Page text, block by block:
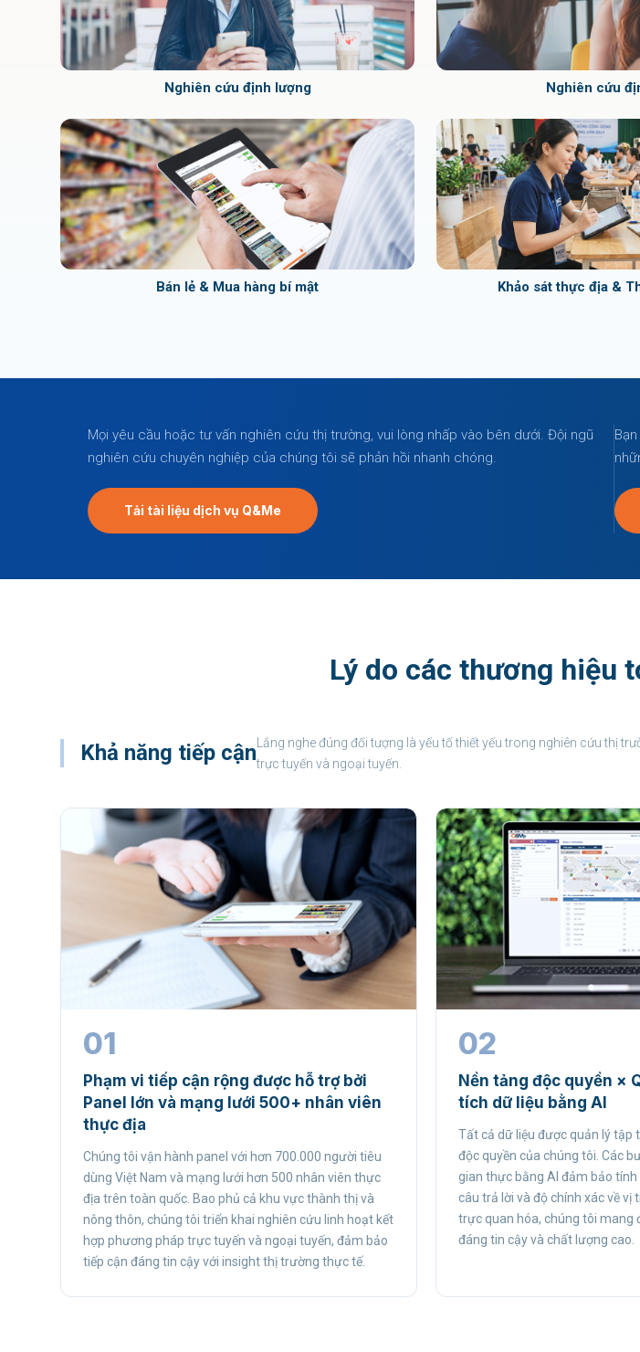
Nghiên cứu định lượng Nghiên cứu
Bán lẻ & Mua hàng bí mật Khảo sát thực địa &
Mọi yêu cầu hoặc tư vấn nghiên cứu thị trường, vui lòng nhấp vào bên dưới. Đội ngũ
nghiên cứu chuyên nghiệp của chúng tôi sẽ phản hồi nhanh chóng.
Tải tài liệu dịch vụ Q&Me
Lý do các thương hiệu
Khả năng tiếp cận Lắng nghe đúng đối tượng là yếu tố thiết yếu trong nghiên cứu thị
trực tuyến và ngoại tuyến.
01
Phạm vi tiếp cận rộng được hỗ trợ bởi
Panel lớn và mạng lưới 500+ nhân viên
thực địa
Chúng tôi vận hành panel với hơn 700.000 người tiêu
dùng Việt Nam và mạng lưới hơn 500 nhân viên thực
địa trên toàn quốc. Bao phủ cả khu vực thành thị và
nông thôn, chúng tôi triển khai nghiên cứu linh hoạt kết
hợp phương pháp trực tuyến và ngoại tuyến, đảm bảo
tiếp cận đáng tin cậy với insight thị trường thực tế.
02
Nền tảng độc quyền ×
tích dữ liệu bằng AI
Tất cả dữ liệu được quản lý tập
độc quyền của chúng tôi. Các
gian thực bằng AI đảm bảo
câu trả lời và độ chính xác về vị
trực quan hóa, chúng tôi mang
đáng tin cậy và chất lượng cao.